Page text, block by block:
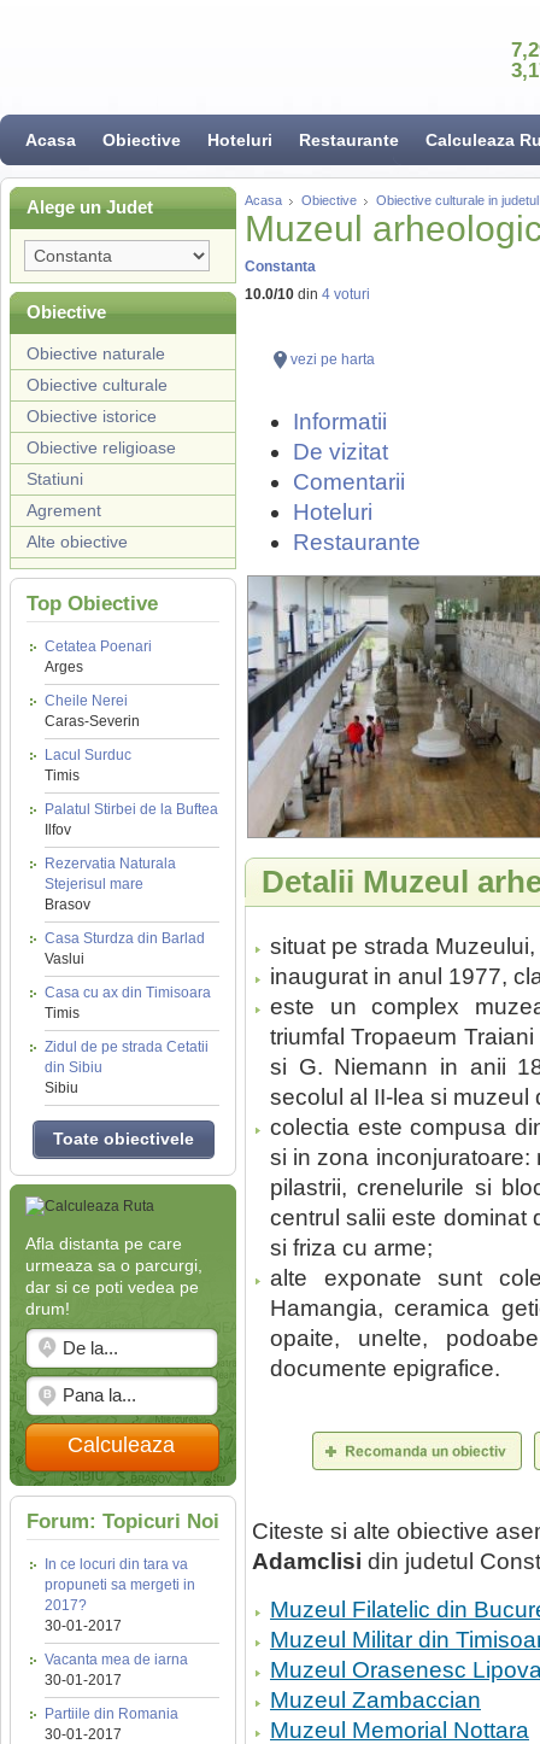
Acasa Obiective Hoteluri Restaurante Calculeaza
Alege un Judet
Obiective
Obiective naturale
Obiective culturale
Obiective istorice
Obiective religioase
Statiuni
Agrement
Alte obiective
Top Obiective
Cetatea Poenari
Arges
Cheile Nerei
Caras-Severin
Lacul Surduc
Timis
Palatul Stirbei de la Buftea
Ilfov
Rezervatia Naturala
Stejerisul mare
Brasov
Casa Sturdza din Barlad
Vaslui
Casa cu ax din Timisoara
Timis
Zidul de pe strada Cetatii
din Sibiu
Sibiu
Toate obiectivele
Afla distanta pe care
urmeaza sa o parcurgi,
dar si ce poti vedea pe
drum!
Calculeaza
Forum: Topicuri Noi
In ce locuri din tara va
propuneti sa mergeti in
2017?
30-01-2017
Vacanta mea de iarna
30-01-2017
Partiile din Romania
30-01-2017
Acasa Obiective Obiective culturale in
Muzeul
Constanta
10.0/10 din 4 voturi
vezi pe harta
Informatii
De vizitat
Comentarii
Hoteluri
Restaurante
Detalii Muzeul
situat pe strada
inaugurat in anul 1977,
este un complex
triumfal Tropaeum
si G. Niemann in anii
secolul al II-lea si muzeul
colectia este compusa
si in zona inconjuratoare:
pilastrii, crenelurile si
centrul salii este dominat
si friza cu arme;
alte exponate sunt
Hamangia, ceramica
opaite, unelte,
documente epigrafice.
Citeste si alte obiective
Adamclisi din judetul
Muzeul Filatelic din
Muzeul Militar din
Muzeul Orasenesc
Muzeul Zambaccian
Muzeul Memorial Nottara